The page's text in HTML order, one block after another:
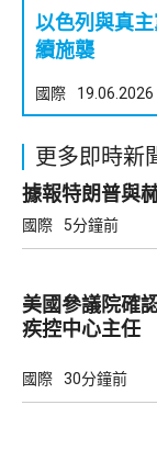
以色列與真
續施襲
國際 19.06.2026
更多即時新
據報特朗普與
國際 5分鐘前
美國參議院確
疾控中心主任
國際 30分鐘前